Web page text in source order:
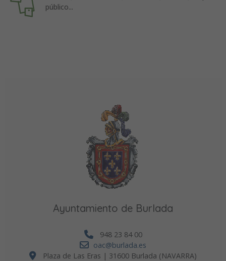
público...
Ayuntamiento de Burlada
948 23 84 00
oac@burlada.es
Plaza de Las Eras | 31600 Burlada (NAVARRA)